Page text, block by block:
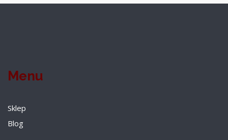
Menu
Sklep
Blog